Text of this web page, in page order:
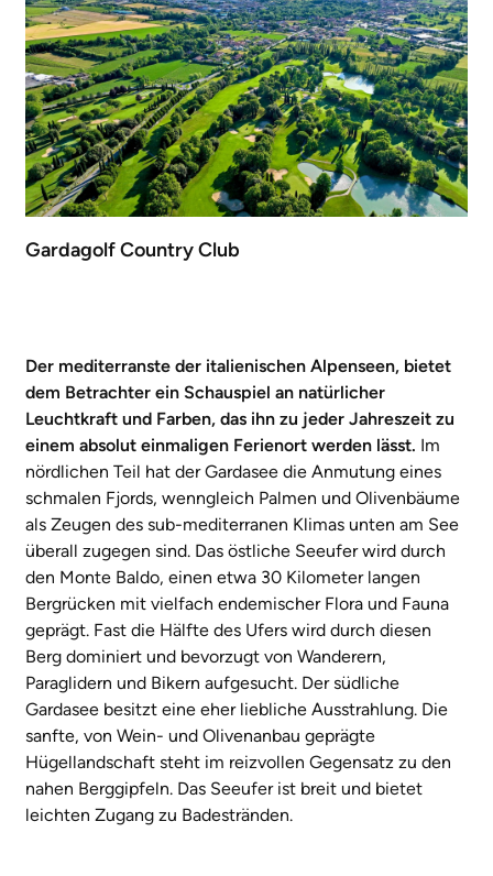
Gardagolf Country Club
Der mediterranste der italienischen Alpenseen, bietet
dem Betrachter ein Schauspiel an natürlicher
Leuchtkraft und Farben, das ihn zu jeder Jahreszeit zu
einem absolut einmaligen Ferienort werden lässt. Im
nördlichen Teil hat der Gardasee die Anmutung eines
schmalen Fjords, wenngleich Palmen und Olivenbäume
als Zeugen des sub-mediterranen Klimas unten am See
überall zugegen sind. Das östliche Seeufer wird durch
den Monte Baldo, einen etwa 30 Kilometer langen
Bergrücken mit vielfach endemischer Flora und Fauna
geprägt. Fast die Hälfte des Ufers wird durch diesen
Berg dominiert und bevorzugt von Wanderern,
Paraglidern und Bikern aufgesucht. Der südliche
Gardasee besitzt eine eher liebliche Ausstrahlung. Die
sanfte, von Wein- und Olivenanbau geprägte
Hügellandschaft steht im reizvollen Gegensatz zu den
nahen Berggipfeln. Das Seeufer ist breit und bietet
leichten Zugang zu Badestränden.